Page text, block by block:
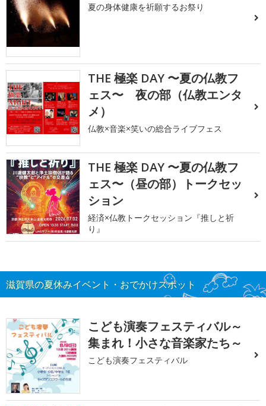
夏の身体健康を祈願するお祭り
THE 極楽 DAY 〜夏の仏教フ
ェス〜 夜の部（仏教エンタ
メ）
仏教×音楽×笑いの総合ライブフェス
THE 極楽 DAY 〜夏の仏教フ
ェス〜（昼の部）トークセッ
ション
経済×仏教トークセッション『推しと祈
り』
滋賀県の夏休みイベント・おでかけスポット
こども演奏フェスティバル～
集まれ！小さな音楽家たち～
こども演奏フェスティバル